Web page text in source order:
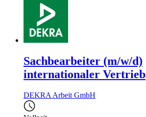
Sachbearbeiter (m/w/d)
internationaler Vertrieb
DEKRA Arbeit GmbH